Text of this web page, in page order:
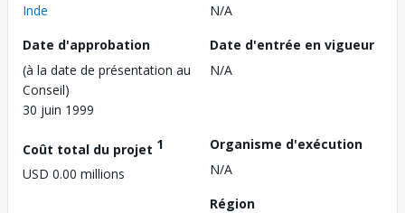
Inde
N/A
Date d'approbation
(à la date de présentation au
Conseil)
30 juin 1999
Date d'entrée en vigueur
N/A
Coût total du projet 1
USD 0.00 millions
Organisme d'exécution
N/A
Région